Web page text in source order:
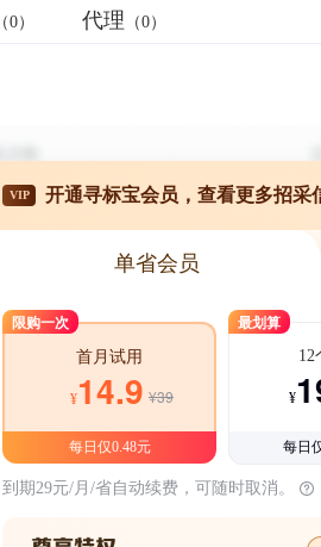
（0） 代理 （0）
VIP 开通寻标宝会员，查看更多招采
单省会员
限购一次
首月试用
¥14.9 ¥39
每日仅0.48元
最划算
12
¥
每日
到期29元/月/省自动续费，可随时取消。